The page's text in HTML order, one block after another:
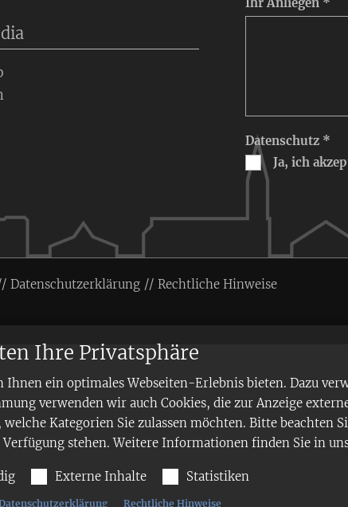
Ihre Privatsphäre
Ihnen ein optimales Webseiten-Erlebnis bieten. Dazu
verwenden wir auch Cookies, die zur Anzeige
welche Kategorien Sie zulassen möchten. Bitte
Verfügung stehen. Weitere Informationen finden Sie in
Externe Inhalte Statistiken
Rechtliche Hinweise
Ihr Anliegen *
Datenschutz *
Ja, ich
Datenschutzerklärung Rechtliche Hinweise